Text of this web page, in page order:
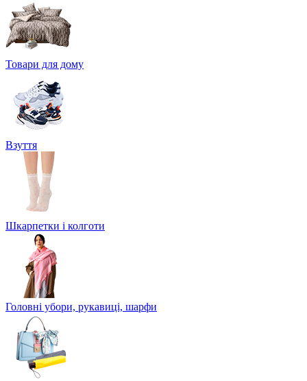
Товари для дому
Взуття
Шкарпетки і колготи
Головні убори, рукавиці, шарфи